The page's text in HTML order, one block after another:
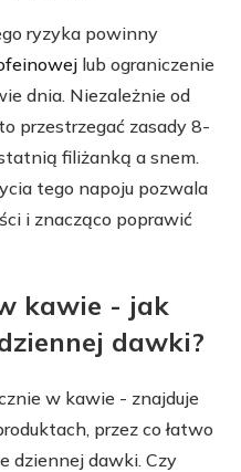
ryzyka powinny
lub ograniczenie
dnia. Niezależnie od
przestrzegać zasady 8-
filiżanką a snem.
tego napoju pozwala
i znacząco poprawić
kawie - jak
dawki?
w kawie - znajduje
przez co łatwo
dziennej dawki. Czy